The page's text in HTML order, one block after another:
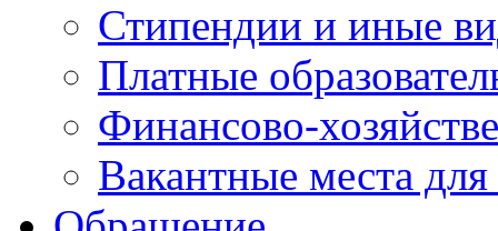
Стипендии и иные
Платные
Финансово-
Вакантные места